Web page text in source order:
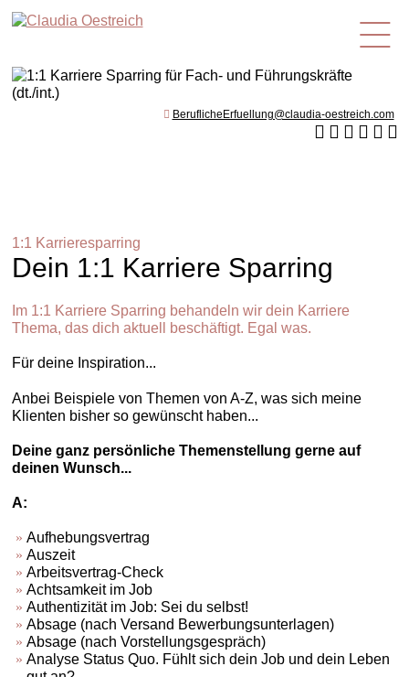
de
BeruflicheErfuellung@claudia-oestreich.com
1:1 Karrieresparring
Dein 1:1 Karriere Sparring
Im 1:1 Karriere Sparring behandeln wir dein Karriere
Thema, das dich aktuell beschäftigt. Egal was.
Für deine Inspiration...
Anbei Beispiele von Themen von A-Z, was sich meine
Klienten bisher so gewünscht haben...
Deine ganz persönliche Themenstellung gerne auf
deinen Wunsch...
A:
Aufhebungsvertrag
Auszeit
Arbeitsvertrag-Check
Achtsamkeit im Job
Authentizität im Job: Sei du selbst!
Absage (nach Versand Bewerbungsunterlagen)
Absage (nach Vorstellungsgespräch)
Analyse Status Quo. Fühlt sich dein Job und dein Leben